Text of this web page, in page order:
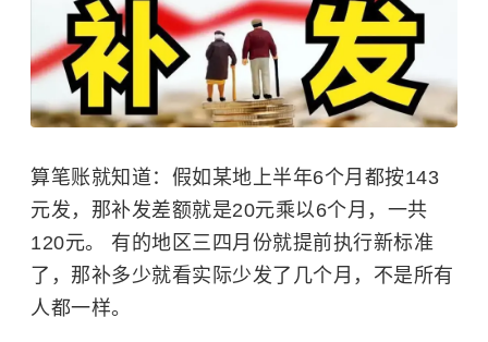
算笔账就知道：假如某地上半年6个月都按143
元发，那补发差额就是20元乘以6个月，一共
120元。 有的地区三四月份就提前执行新标准
了，那补多少就看实际少发了几个月，不是所有
人都一样。